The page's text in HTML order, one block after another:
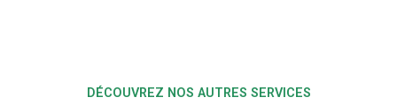
DÉCOUVREZ NOS AUTRES SERVICES